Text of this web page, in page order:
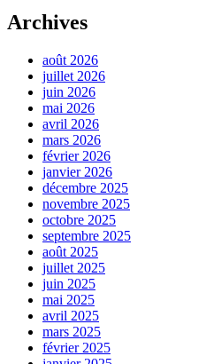
Archives
août 2026
juillet 2026
juin 2026
mai 2026
avril 2026
mars 2026
février 2026
janvier 2026
décembre 2025
novembre 2025
octobre 2025
septembre 2025
août 2025
juillet 2025
juin 2025
mai 2025
avril 2025
mars 2025
février 2025